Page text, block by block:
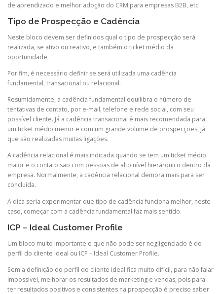
de aprendizado e melhor adoção do CRM para empresas B2B, etc.
Tipo de Prospecção e Cadência
Neste bloco devem ser definidos qual o tipo de prospecção será
realizada, se ativo ou reativo, e também o ticket médio da
oportunidade.
Por fim, é necessário definir se será utilizada uma cadência
fundamental, transacional ou relacional.
Resumidamente, a cadência fundamental equilibra o número de
tentativas de contato, por e-mail, telefone e rede social, com seu
possível cliente. Já a cadência transacional é mais recomendada para
um ticket médio menor e com um grande volume de prospecções, já
que são realizadas muitas ligações.
A cadência relacional é mais indicada quando se tem um ticket médio
maior e o contato são com pessoas de alto nível hierárquico dentro da
empresa. Normalmente, a cadência relacional demora mais para ser
concluída.
A dica seria experimentar que tipo de cadência funciona melhor, neste
caso, começar com a cadência fundamental faz mais sentido.
ICP – Ideal Customer Profile
Um bloco muito importante e que não pode ser negligenciado é do
perfil do cliente ideal ou ICP – Ideal Customer Profile.
Sem a definição do perfil do cliente ideal fica muito difícil, para não falar
impossível, melhorar os resultados de marketing e vendas, pois para
ter resultados positivos e consistentes na prospecção é preciso saber